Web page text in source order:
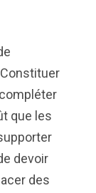
que les
devoir
des